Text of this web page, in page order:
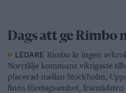
Dags att ge Rimbo
LEDARE Rimbo är ingen
Norrtälje kommuns viktigaste
placerad mellan Stockholm,
finns företagsamhet, framtidstro